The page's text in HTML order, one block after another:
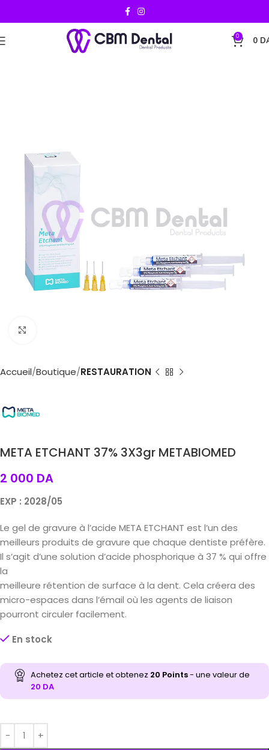
0 0
Accueil Boutique RESTAURATION
META ETCHANT 37% 3X3gr METABIOMED
2 000 DA
EXP : 2028/05
Le gel de gravure à l’acide META ETCHANT est l’un des
meilleurs produits de gravure que chaque dentiste préfère.
Il s’agit d’une solution d’acide phosphorique à 37 % qui offre
la
meilleure rétention de surface à la dent. Cela créera des
micro-espaces dans l’émail où les agents de liaison
pourront circuler facilement.
En stock
Achetez cet article et obtenez 20 Points- une valeur de
20 DA